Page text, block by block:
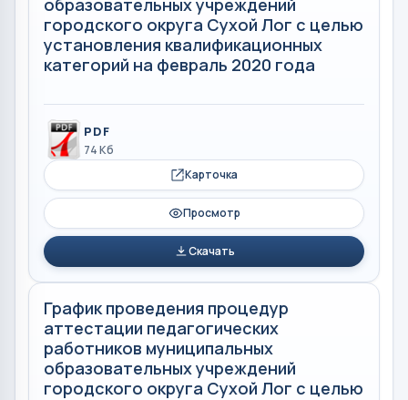
образовательных учреждений
городского округа Сухой Лог с целью
установления квалификационных
категорий на февраль 2020 года
PDF
74 Кб
Карточка
Просмотр
Скачать
График проведения процедур
аттестации педагогических
работников муниципальных
образовательных учреждений
городского округа Сухой Лог с целью